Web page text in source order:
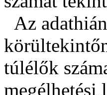
Az
túlélők
megélhetési